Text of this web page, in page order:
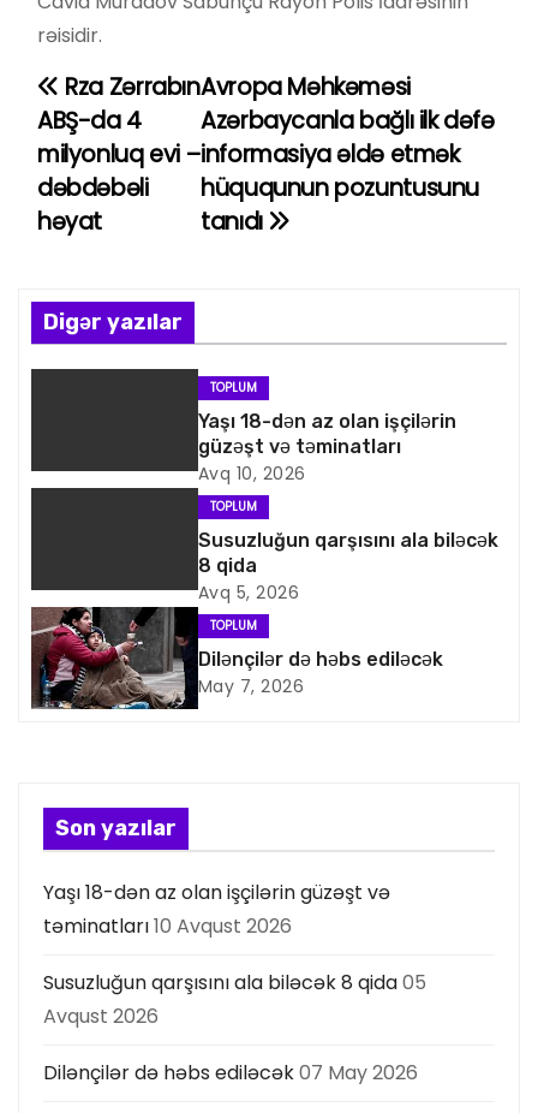
rəisidir.
Y
a
z
n
a
q
s
i
y
s
ı
Avropa Məhkəməsi
Azərbaycanla bağlı ilk dəfə
informasiya əldə etmək
hüququnun pozuntusunu
tanıdı
Rza Zərrabın
ABŞ-da 4
milyonluq evi –
dəbdəbəli
həyat
Digər yazılar
TOPLUM
Yaşı 18-dən az olan işçilərin
güzəşt və təminatları
Avq 10, 2026
TOPLUM
Susuzluğun qarşısını ala biləcək
8 qida
Avq 5, 2026
TOPLUM
Dilənçilər də həbs ediləcək
May 7, 2026
Son yazılar
Yaşı 18-dən az olan işçilərin güzəşt və
təminatları10 Avqust 2026
Susuzluğun qarşısını ala biləcək 8 qida05
Avqust 2026
Dilənçilər də həbs ediləcək07 May 2026